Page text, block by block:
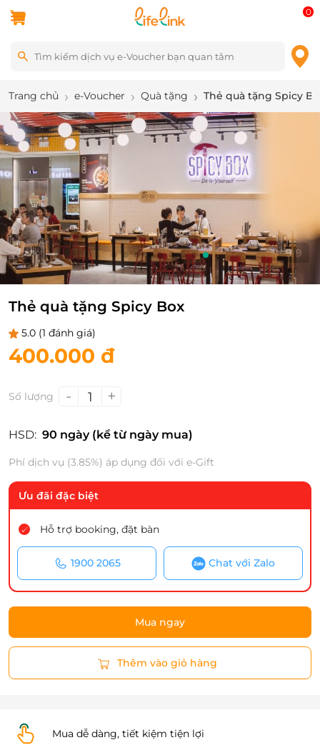
0
Trang chủ e-Voucher Quà tặng Thẻ quà tặng Spicy
9/9
Thẻ quà tặng Spicy Box
5.0 (1 đánh giá)
400.000 đ
Số lượng - 1 +
HSD: 90 ngày (kể từ ngày mua)
Phí dịch vụ (3.85%) áp dụng đối với e-Gift
Ưu đãi đặc biệt
Hỗ trợ booking, đặt bàn
1900 2065 Chat với Zalo
Mua ngay
Thêm vào giỏ hàng
Mua dễ dàng, tiết kiệm tiện lợi